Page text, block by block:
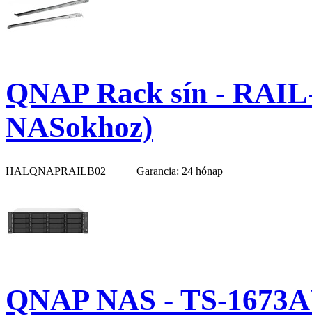
QNAP Rack sín -
NASokhoz)
HALQNAPRAILB02 Garancia: 24 hónap
QNAP NAS - TS-